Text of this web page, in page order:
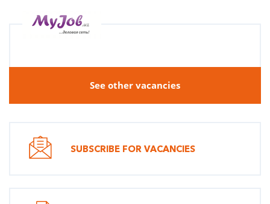
See other vacancies
SUBSCRIBE FOR VACANCIES